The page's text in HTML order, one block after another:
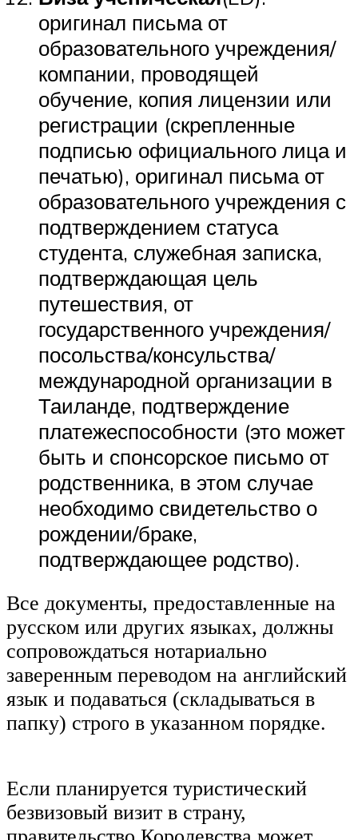
оригинал письма от
образовательного учреждения/
компании, проводящей
обучение, копия лицензии или
регистрации (скрепленные
подписью официального лица и
печатью), оригинал письма от
образовательного учреждения с
подтверждением статуса
студента, служебная записка,
подтверждающая цель
путешествия, от
государственного учреждения/
посольства/консульства/
международной организации в
Таиланде, подтверждение
платежеспособности (это может
быть и спонсорское письмо от
родственника, в этом случае
необходимо свидетельство о
рождении/браке,
подтверждающее родство).
Все документы, предоставленные на
русском или других языках, должны
сопровождаться нотариально
заверенным переводом на английский
язык и подаваться (складываться в
папку) строго в указанном порядке.
Если планируется туристический
безвизовый визит в страну,